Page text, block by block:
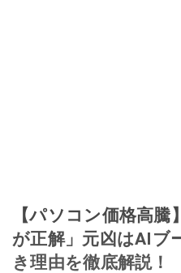
【パソコン価格高
が正解」元凶はAIブ
き理由を徹底解説！